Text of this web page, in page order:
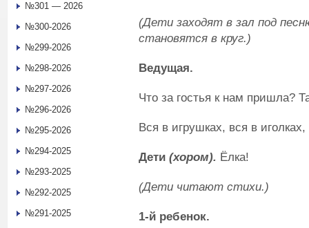
(Дети заходят в зал под
становятся в круг.)
Ведущая.
Что за гостья к нам пришла?
Вся в игрушках, вся в
Дети (хором). Ёлка!
(Дети читают стихи.)
1-й ребенок.
№301 — 2026
№300-2026
№299-2026
№298-2026
№297-2026
№296-2026
№295-2026
№294-2025
№293-2025
№292-2025
№291-2025